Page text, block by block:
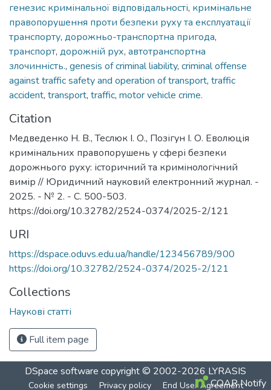
генезис кримінальної відповідальності, кримінальне
правопорушення проти безпеки руху та експлуатації
транспорту, дорожньо-транспортна пригода,
транспорт, дорожній рух, автотранспортна
злочинність., genesis of criminal liability, criminal offense
against traffic safety and operation of transport, traffic
accident, transport, traffic, motor vehicle crime.
Citation
Медведенко Н. В., Теслюк І. О., Позігун І. О. Еволюція
кримінальних правопорушень у сфері безпеки
дорожнього руху: історичний та кримінологічний
вимір // Юридичний науковий електронний журнал. -
2025. - № 2. - С. 500-503.
https://doi.org/10.32782/2524-0374/2025-2/121
URI
https://dspace.oduvs.edu.ua/handle/123456789/900
https://doi.org/10.32782/2524-0374/2025-2/121
Collections
Наукові статті
Full item page
DSpace software copyright © 2002-2026 LYRASIS
Cookie settings Privacy policy End User Agreement
COAR Notify